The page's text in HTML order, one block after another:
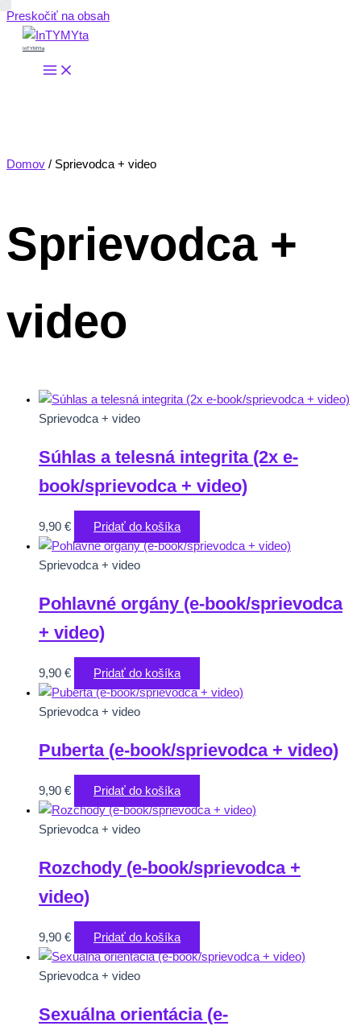
Preskočiť na obsah
InTYMYta
Domov / Sprievodca + video
Sprievodca +
video
Sprievodca + video
Súhlas a telesná integrita (2x e-
book/sprievodca + video)
9,90 € Pridať do košíka
Sprievodca + video
Pohlavné orgány (e-book/sprievodca
+ video)
9,90 € Pridať do košíka
Sprievodca + video
Puberta (e-book/sprievodca + video)
9,90 € Pridať do košíka
Sprievodca + video
Rozchody (e-book/sprievodca +
video)
9,90 € Pridať do košíka
Sprievodca + video
Sexuálna orientácia (e-